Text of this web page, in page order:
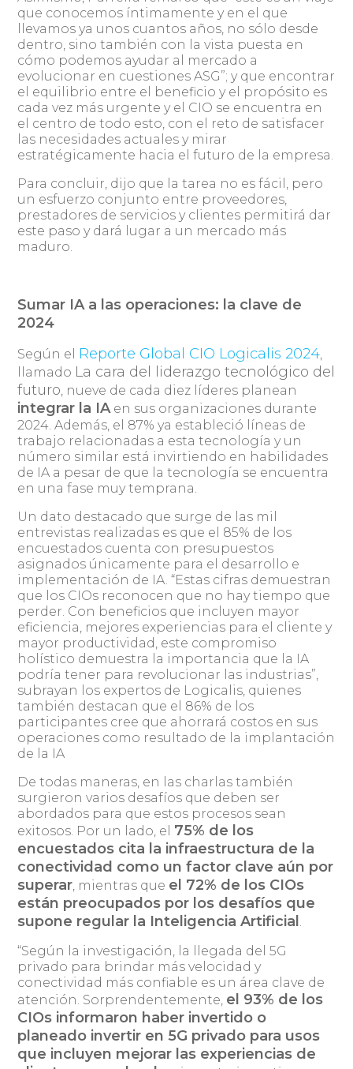
que conocemos íntimamente y en el que
llevamos ya unos cuantos años, no sólo desde
dentro, sino también con la vista puesta en
cómo podemos ayudar al mercado a
evolucionar en cuestiones ASG”; y que encontrar
el equilibrio entre el beneficio y el propósito es
cada vez más urgente y el CIO se encuentra en
el centro de todo esto, con el reto de satisfacer
las necesidades actuales y mirar
estratégicamente hacia el futuro de la empresa.
Para concluir, dijo que la tarea no es fácil, pero
un esfuerzo conjunto entre proveedores,
prestadores de servicios y clientes permitirá dar
este paso y dará lugar a un mercado más
maduro.
Sumar IA a las operaciones: la clave de
2024
Según el Reporte Global CIO Logicalis 2024
llamado La cara del liderazgo tecnológico del
futuro , nueve de cada diez líderes planean
integrar la IA en sus organizaciones durante
2024. Además, el 87% ya estableció líneas de
trabajo relacionadas a esta tecnología y un
número similar está invirtiendo en habilidades
de IA a pesar de que la tecnología se encuentra
en una fase muy temprana.
Un dato destacado que surge de las mil
entrevistas realizadas es que el 85% de los
encuestados cuenta con presupuestos
asignados únicamente para el desarrollo e
implementación de IA. “Estas cifras demuestran
que los CIOs reconocen que no hay tiempo que
perder. Con beneficios que incluyen mayor
eficiencia, mejores experiencias para el cliente y
mayor productividad, este compromiso
holístico demuestra la importancia que la IA
podría tener para revolucionar las industrias”,
subrayan los expertos de Logicalis, quienes
también destacan que el 86% de los
participantes cree que ahorrará costos en sus
operaciones como resultado de la implantación
de la IA
De todas maneras, en las charlas también
surgieron varios desafíos que deben ser
abordados para que estos procesos sean
exitosos. Por un lado, el 75% de los
encuestados cita la infraestructura de la
conectividad como un factor clave aún por
superar , mientras que el 72% de los CIOs
están preocupados por los desafíos que
supone regular la Inteligencia Artificial
“Según la investigación, la llegada del 5G
privado para brindar más velocidad y
conectividad más confiable es un área clave de
atención. Sorprendentemente, el 93% de los
CIOs informaron haber invertido o
planeado invertir en 5G privado para usos
que incluyen mejorar las experiencias de